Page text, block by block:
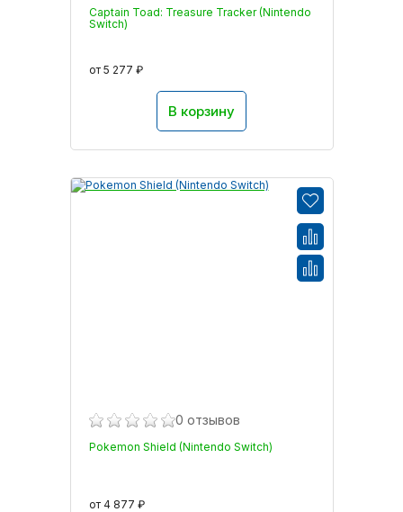
Captain Toad: Treasure Tracker (Nintendo
Switch)
от 5 277 ₽
В корзину
0 отзывов
Pokemon Shield (Nintendo Switch)
от 4 877 ₽